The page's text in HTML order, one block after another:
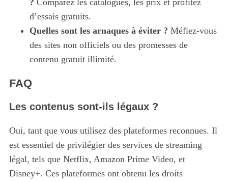
? Comparez les catalogues, les prix et profitez
d’essais gratuits.
Quelles sont les arnaques à éviter ? Méfiez-vous
des sites non officiels ou des promesses de
contenu gratuit illimité.
FAQ
Les contenus sont-ils légaux ?
Oui, tant que vous utilisez des plateformes reconnues. Il
est essentiel de privilégier des services de streaming
légal, tels que Netflix, Amazon Prime Video, et
Disney+. Ces plateformes ont obtenu les droits
S